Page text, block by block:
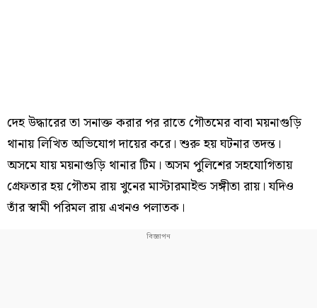
দেহ উদ্ধারের তা সনাক্ত করার পর রাতে গৌতমের বাবা ময়নাগুড়ি
থানায় লিখিত অভিযোগ দায়ের করে। শুরু হয় ঘটনার তদন্ত।
অসমে যায় ময়নাগুড়ি থানার টিম। অসম পুলিশের সহযোগিতায়
গ্রেফতার হয় গৌতম রায় খুনের মাস্টারমাইন্ড সঙ্গীতা রায়। যদিও
তাঁর স্বামী পরিমল রায় এখনও পলাতক।